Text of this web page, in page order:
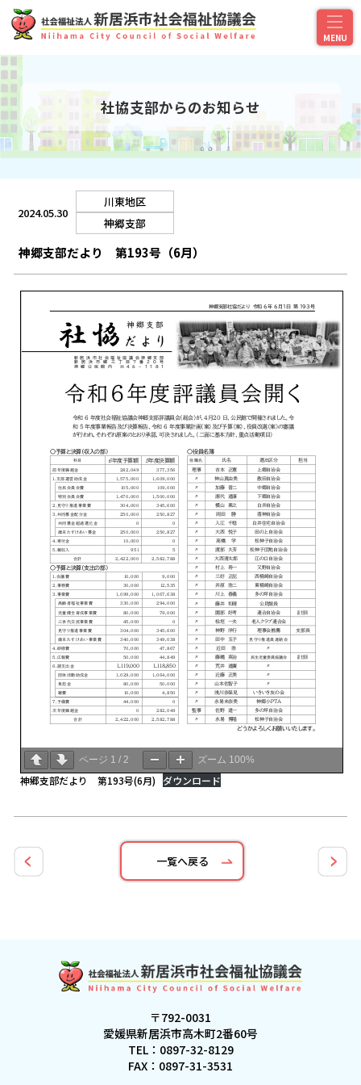
社協支部からのお知らせ
2024.05.30
川東地区
神郷支部
神郷支部だより 第193号（6月）
ページ 1 / 2 ズーム 100%
神郷支部だより 第193号(6月) ダウンロード
一覧へ戻る
〒792-0031
愛媛県新居浜市高木町2番60号
TEL： 0897-32-8129
FAX：0897-31-3531